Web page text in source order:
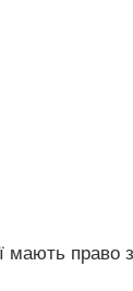
мають право